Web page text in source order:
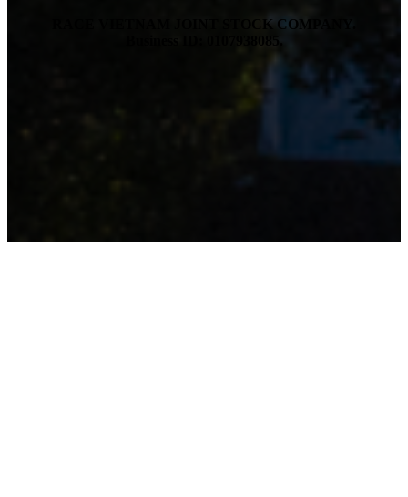
RACE VIETNAM JOINT STOCK COMPANY.
Business ID: 0107938085.